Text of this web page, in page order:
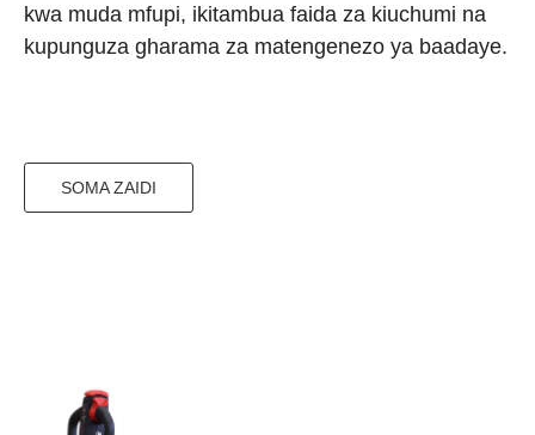
kwa muda mfupi, ikitambua faida za kiuchumi na
kupunguza gharama za matengenezo ya baadaye.
SOMA ZAIDI